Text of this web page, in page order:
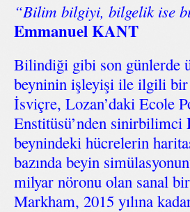
“Bilim bilgiyi, bilgelik ise
Emmanuel KANT
Bilindiği gibi son günlerde
beyninin işleyişi ile ilgili bir
İsviçre, Lozan’daki Ecole
Enstitüsü’nden sinirbilimci
beynindeki hücrelerin
bazında beyin
milyar nöronu olan sanal
Markham, 2015 yılına